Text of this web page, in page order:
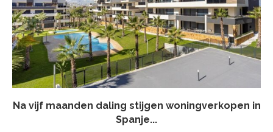
Na vijf maanden daling stijgen woningverkopen in
Spanje...